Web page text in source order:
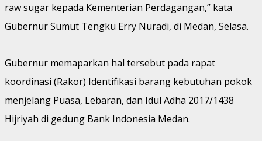
raw sugar kepada Kementerian Perdagangan,” kata
Gubernur Sumut Tengku Erry Nuradi, di Medan, Selasa.
Gubernur memaparkan hal tersebut pada rapat
koordinasi (Rakor) Identifikasi barang kebutuhan pokok
menjelang Puasa, Lebaran, dan Idul Adha 2017/1438
Hijriyah di gedung Bank Indonesia Medan.